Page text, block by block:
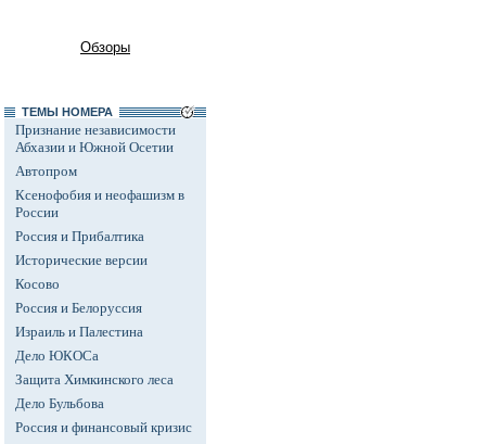
Обзоры
ТЕМЫ НОМЕРА
Признание независимости
Абхазии и Южной Осетии
Автопром
Ксенофобия и неофашизм в
России
Россия и Прибалтика
Исторические версии
Косово
Россия и Белоруссия
Израиль и Палестина
Дело ЮКОСа
Защита Химкинского леса
Дело Бульбова
Россия и финансовый кризис